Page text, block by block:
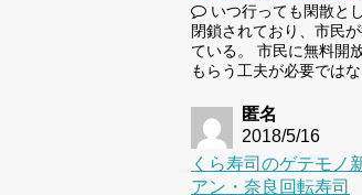
いつ行っても閑散と
閉鎖されており、市民
ている。 市民に無料開
もらう工夫が必要ではな
匿名
2018/5/16
くら寿司のゲテモノ
アン・奈良回転寿司